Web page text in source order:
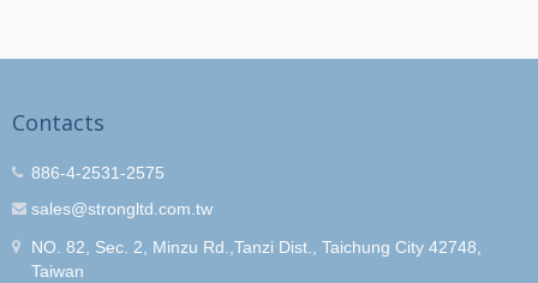
Contacts
886-4-2531-2575
sales@strongltd.com.tw
NO. 82, Sec. 2, Minzu Rd.,Tanzi Dist., Taichung City 42748,
Taiwan